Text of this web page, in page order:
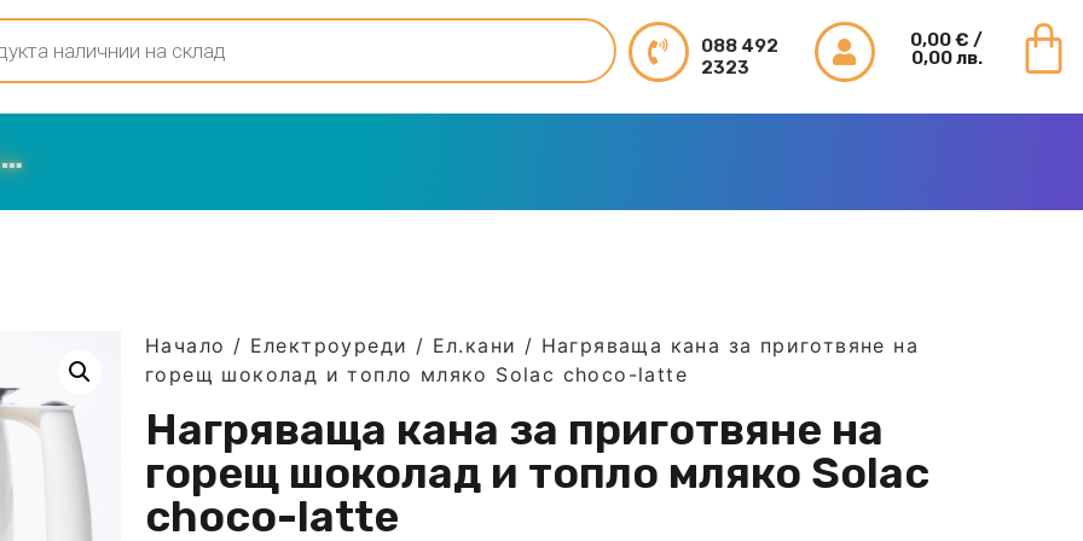
088 492
2323
0,00€ /
0,00 лв.
Начало / Електроуреди / Ел.кани / Нагряваща кана за приготвяне на
горещ шоколад и топло мляко Solac choco-latte
Нагряваща кана за приготвяне на
горещ шоколад и топло мляко Solac
choco-latte